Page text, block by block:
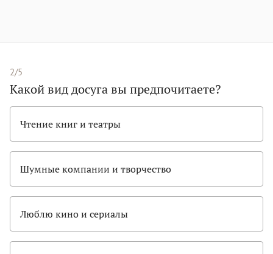
2/5
Какой вид досуга вы предпочитаете?
Чтение книг и театры
Шумные компании и творчество
Люблю кино и сериалы